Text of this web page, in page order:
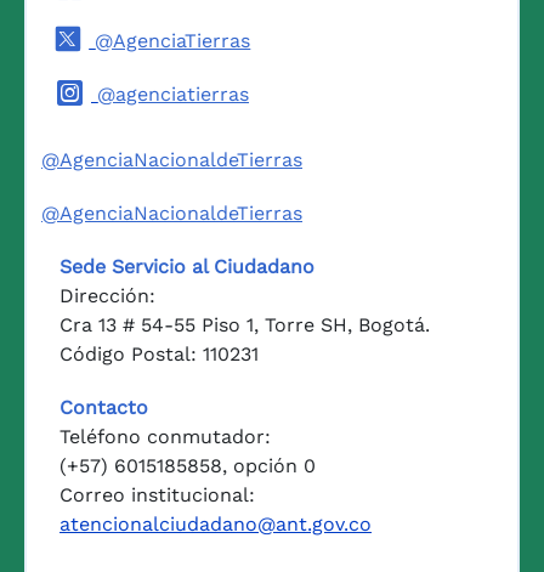
@AgenciaTierras
@agenciatierras
@AgenciaNacionaldeTierras
@AgenciaNacionaldeTierras
Sede Servicio al Ciudadano
Dirección:
Cra 13 # 54-55 Piso 1, Torre SH, Bogotá.
Código Postal: 110231
Contacto
Teléfono conmutador:
(+57) 6015185858, opción 0
Correo institucional:
atencionalciudadano@ant.gov.co